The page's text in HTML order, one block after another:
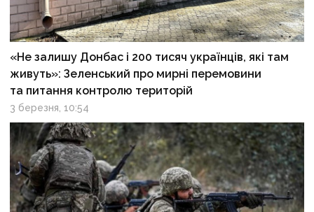
«Не залишу Донбас і 200 тисяч українців, які там
живуть»: Зеленський про мирні перемовини
та питання контролю територій
3 березня, 10:54